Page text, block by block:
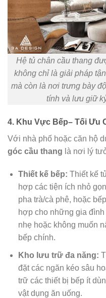
Hệ tủ chân cầu thang
không chỉ là giải pháp
mà còn là nơi trưng bày
tính và lưu giữ
4. Khu Vực Bếp– Tối Ưu
Với nhà phố hoặc căn hộ
góc cầu thang là nơi lý
Thiết kế bếp: Thiết kế
hợp các tiện ích nhỏ
pha trà/cà phê, hoặc
hợp cho những gia
nhẹ hoặc không muốn
bếp chính.
Kho lưu trữ đa năng:
đặt các ngăn kéo sâu
trữ các thiết bị bếp ít
vật dụng ăn uống.